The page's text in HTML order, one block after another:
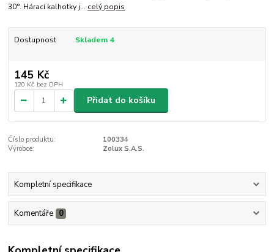
30°. Hárací kalhotky j... celý popis
Dostupnost Skladem 4
145 Kč
120 Kč bez DPH
Přidat do košíku
Číslo produktu:
100334
Výrobce:
Zolux S.A.S.
Kompletní specifikace
Komentáře 0